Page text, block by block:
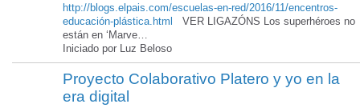
http://blogs.elpais.com/escuelas-en-red/2016/11/encentros-
educación-plástica.html VER LIGAZÓNS Los superhéroes no
están en ‘Marve…
Iniciado por Luz Beloso
Proyecto Colaborativo Platero y yo en la
era digital